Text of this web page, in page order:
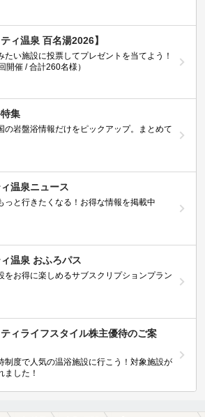
ティ温泉 百名湯2026】
たい施設に投票してプレゼントを当てよう！
開催 / 合計260名様）
集
の岩盤浴情報だけをピックアップ。まとめて
温泉ニュース
っと行きたくなる！お得な情報を掲載中
温泉 おふろパス
をお得に楽しめるサブスクリプションプラン
ティライフスタイル株主優待のご案
制度で人気の温浴施設に行こう！対象施設が
ました！